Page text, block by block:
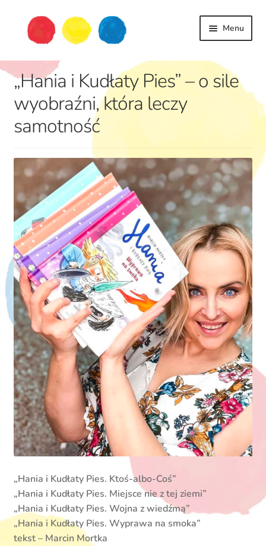
Przejdź
Przejdź
Menu
„Hania i Kudłaty Pies” – o sile
wyobraźni, która leczy
samotność
„Hania i Kudłaty Pies. Ktoś-albo-Coś”
„Hania i Kudłaty Pies. Miejsce nie z tej ziemi”
„Hania i Kudłaty Pies. Wojna z wiedźmą”
„Hania i Kudłaty Pies. Wyprawa na smoka”
tekst – Marcin Mortka